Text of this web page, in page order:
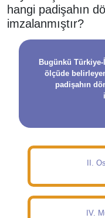
hangi padişahın
imzalanmıştır?
Bugünkü Türkiye-
ölçüde
padişahın
II.
IV.